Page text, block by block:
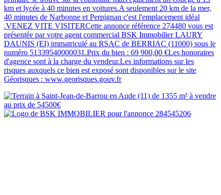
km et lycée à 40 minutes en voitures.A seulement 20 km de la mer,
40 minutes de Narbonne et Perpignan c'est l'emplacement idéal
.VENEZ VITE VISITERCette annonce référence 274480 vous est
présentée par votre agent commercial BSK Immobilier LAURY
DAUNIS (EI) immatriculé au RSAC de BERRIAC (11000) sous le
numéro 51339540000031.Prix du bien : 69 900,00 €Les honoraires
d'agence sont à la charge du vendeur.Les informations sur les
risques auxquels ce bien est exposé sont disponibles sur le site
Géorisques : www.georisques.gouv.fr